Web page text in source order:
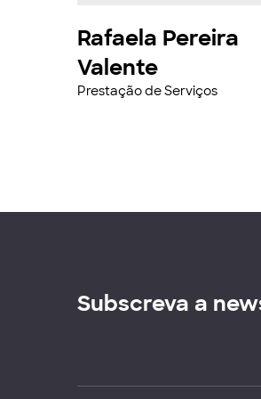
Rafaela Pereira
Valente
Prestação de Serviços
Subscreva a